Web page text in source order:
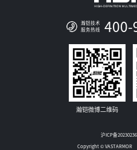
瀚铠技术
服务热线
400-
瀚铠微博二维码
沪ICP备
Copyright © VASTARMOR